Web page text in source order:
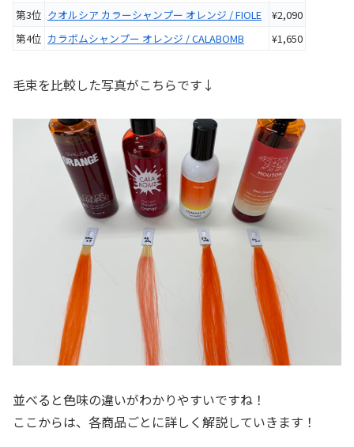
第3位 クオルシア カラーシャンプー オレンジ / FIOLE
¥2,090
第4位 カラボムシャンプー オレンジ / CALABOMB ¥1,650
毛束を比較した写真がこちらです↓
並べると色味の違いがわかりやすいですね！
ここからは、各商品ごとに詳しく解説していきます！